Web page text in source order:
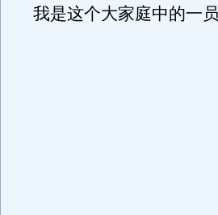
我是这个大家庭中的一员